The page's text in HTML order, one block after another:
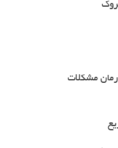
مشکلات